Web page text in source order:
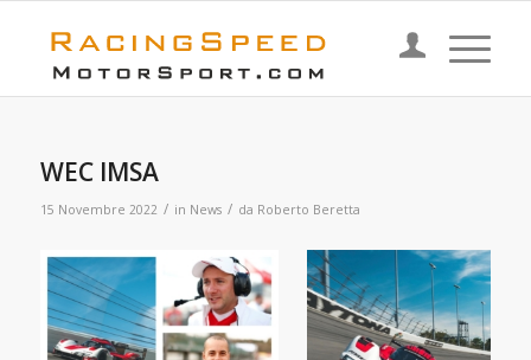
WEC IMSA
15 Novembre 2022 / in News / da Roberto Beretta